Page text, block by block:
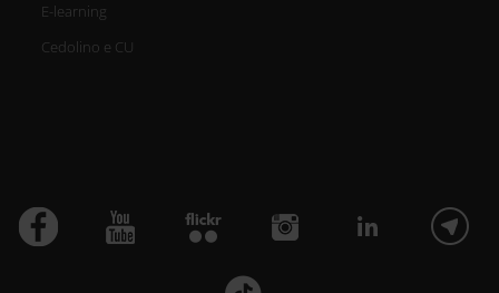
E-learning
Cedolino e CU